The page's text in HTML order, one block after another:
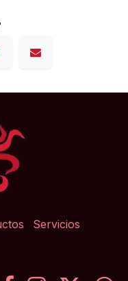
Servicios